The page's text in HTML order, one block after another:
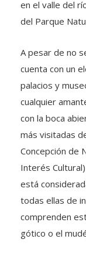
en el valle del
del Parque
A pesar de no
cuenta con un
palacios y
cualquier
con la boca
más visitadas
Concepción de
Interés
está
todas ellas de
comprenden
gótico o el